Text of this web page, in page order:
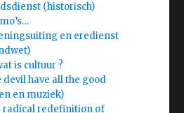
(historisch)
en eredienst
is cultuur ?
devil have all the good
en muziek)
radical redefinition of